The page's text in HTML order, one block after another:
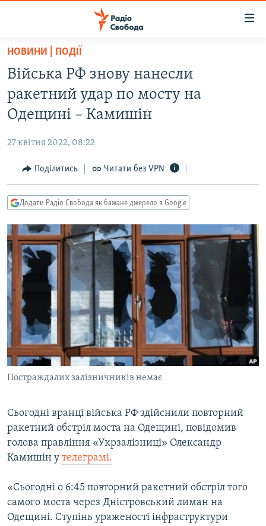
Перейти
основного
матеріалу
Перейти
до
основної
Перейти
до
пошуку
СТАТТІ
СУСПІЛЬСТВО
УКРАЇНА
СВІТ
РОСІЙСЬКА «ФІЛЬТРАЦІЯ»
ДОНБАС.РЕАЛІЇ
ТИ ЯК?
СХЕМИ
КИТАЙ.ВИКЛИКИ
МУЛЬТИМЕДІА
ФОТО
СПЕЦПРОЄКТИ
ПОДКАСТИ
КРИМ РЕАЛІЇ
УКР
КТАТ
ДОЛУЧАЙСЯ!
НОВИНИ | ПОДІЇ
Війська РФ знову нанесли
ракетний удар по мосту на
Одещині – Камишін
27 квітня 2022, 08:22
Поділитись Читати без VPN
Додати Радіо Свобода як бажане джерело в Google
Постраждалих залізничників немає
Сьогодні вранці війська РФ здійснили повторний
ракетний обстріл моста на Одещині, повідомив
голова правління «Укрзалізниці» Олександр
Камишін у телеграмі.
«Сьогодні о 6:45 повторний ракетний обстріл того
самого моста через Дністровський лиман на
Одещині. Ступінь ураженості інфраструктури